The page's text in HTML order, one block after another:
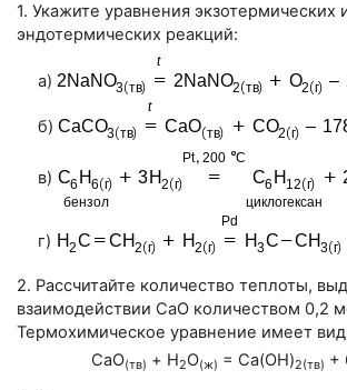
1. Укажите уравнения экзотермических
эндотермических реакций:
а)
б)
в)
г)
2. Рассчитайте количество теплоты,
взаимодействии CaO количеством 0,2
Термохимическое уравнение имеет
CaO(тв) + Н2O(ж) = Ca(OH)2(тв) +